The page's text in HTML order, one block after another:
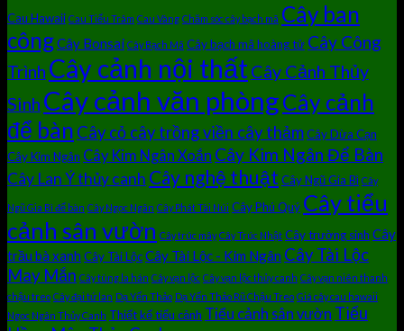
Cau Hawaii Cau Tiểu Trâm Cau Vàng Chăm sóc cây bạch mã Cây ban
côngCây Bonsai Cây Bạch Mã Cây bạch mã hoàng tử Cây Công
Trình Cây cảnh nội thấtCây Cảnh Thủy
Sinh Cây cảnh văn phòngCây cảnh
để bàn Cây cỏ cây trồng viền cây thảmCây Dừa Cạn
Cây Kim Ngân Cây Kim Ngân Xoắn Cây Kim Ngân Để Bàn
Cây Lan Ý thủy canh Cây nghệ thuật Cây Ngũ Gia Bì Cây
Ngũ Gia Bì để bàn Cây Ngọc Ngân Cây Phát Tài Núi Cây Phú Quý Cây tiểu
cảnh sân vườn Cây trúc mây Cây Trúc Nhật Cây trường sinh Cây
trầu bà xanh Cây Tài LộcCây Tài Lộc - Kim Ngân Cây Tài Lộc
May Mắn Cây tùng la hán Cây vạn lộc Cây vạn lộc thủy canh Cây vạn niên thanh
chậu treo Cây đại tứ lan Dạ Yến Thảo Dạ Yến Thảo Rũ Chậu Treo Giá cây cau hawaii
Ngọc Ngân Thủy Canh Thiết kế tiểu cảnh Tiểu cảnh sân vườn Tiểu